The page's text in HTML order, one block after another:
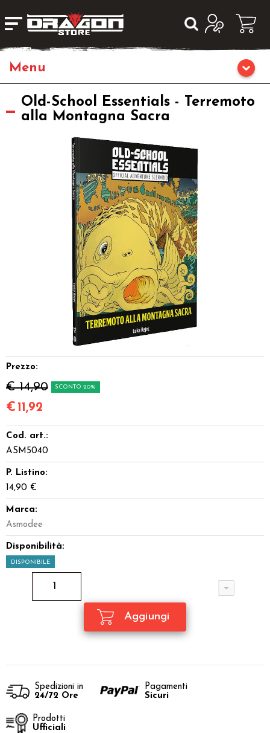
Home
Fumetti & Romanzi
Giochi di Carte Collezionabili
Giocattoli e Gadget
Old-School Essentials - Terremoto
alla Montagna Sacra
Prezzo:
€ 14,90 SCONTO 20%
€ 11,92
Cod. art.:
ASM5040
P. Listino:
14,90 €
Marca:
Asmodee
Disponibilità:
DISPONIBILE
Spedizioni in
24/72 Ore
Pagamenti
Sicuri
Prodotti
Ufficiali